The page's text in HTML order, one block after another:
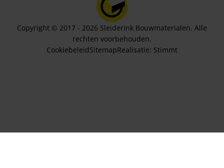
Copyright © 2017 - 2026 Sleiderink Bouwmaterialen. Alle
rechten voorbehouden.
CookiebeleidSitemapRealisatie: Stimmt